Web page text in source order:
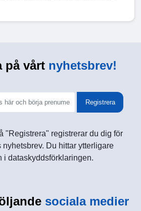
på vårtnyhetsbrev!
Registrera
"Registrera" registrerar du dig för
Du hittar ytterligare
i dataskyddsförklaringen.
sociala medier